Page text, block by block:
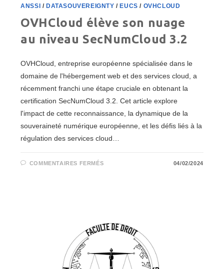
ANSSI / DATASOUVEREIGNTY / EUCS / OVHCLOUD
OVHCloud élève son nuage
au niveau SecNumCloud 3.2
OVHCloud, entreprise européenne spécialisée dans le
domaine de l'hébergement web et des services cloud, a
récemment franchi une étape cruciale en obtenant la
certification SecNumCloud 3.2. Cet article explore
l'impact de cette reconnaissance, la dynamique de la
souveraineté numérique européenne, et les défis liés à la
régulation des services cloud…
COMMENTAIRES FERMÉSSUR
04/02/2024